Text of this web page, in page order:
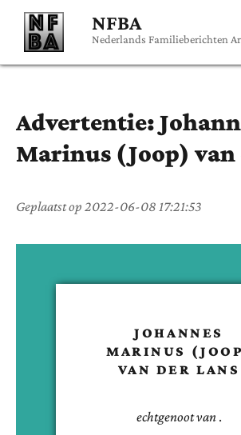
NFBA
Nederlands Familieberichten
Advertentie:
Marinus (Joop) van
Geplaatst op 2022-06-08 17:21:53
JOHANNES
MARINUS
VAN DER LANS
echtgenoot van .